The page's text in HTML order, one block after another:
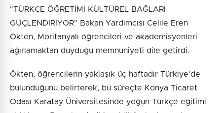
"TÜRKÇE ÖĞRETİMİ KÜLTÜREL BAĞLARI
GÜÇLENDİRİYOR" Bakan Yardımcısı Celile Eren
Ökten, Moritanyalı öğrencileri ve akademisyenleri
ağırlamaktan duyduğu memnuniyeti dile getirdi.
Ökten, öğrencilerin yaklaşık üç haftadır Türkiye'de
bulunduğunu belirterek, bu süreçte Konya Ticaret
Odası Karatay Üniversitesinde yoğun Türkçe eğitimi